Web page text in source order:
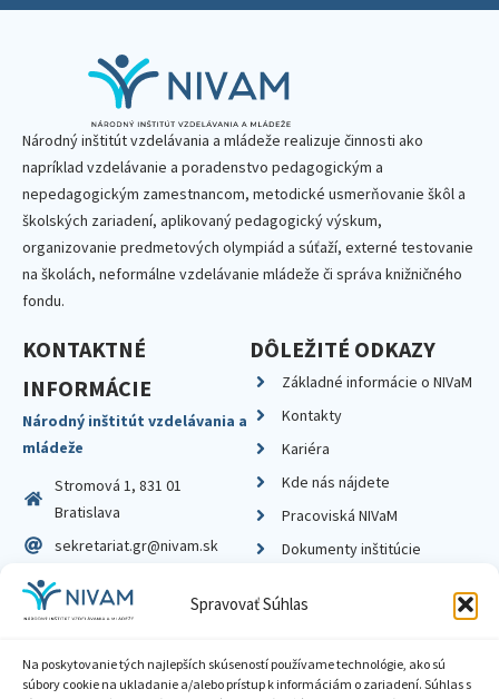
Spravovať Súhlas
Na poskytovanie tých najlepších skúseností používame technológie, ako sú
súbory cookie na ukladanie a/alebo prístup k informáciám o zariadení. Súhlas s
Národný inštitút vzdelávania a mládeže realizuje činnosti ako
napríklad vzdelávanie a poradenstvo pedagogickým a
nepedagogickým zamestnancom, metodické usmerňovanie škôl a
školských zariadení, aplikovaný pedagogický výskum,
organizovanie predmetových olympiád a súťaží, externé testovanie
na školách, neformálne vzdelávanie mládeže či správa knižničného
fondu.
KONTAKTNÉ
INFORMÁCIE
Národný inštitút vzdelávania a
mládeže
Stromová 1, 831 01
Bratislava
sekretariat.gr@nivam.sk
IČO: 00164348
DIČ: 2020798714
DÔLEŽITÉ ODKAZY
Základné informácie o NIVaM
Kontakty
Kariéra
Kde nás nájdete
Pracoviská NIVaM
Dokumenty inštitúcie